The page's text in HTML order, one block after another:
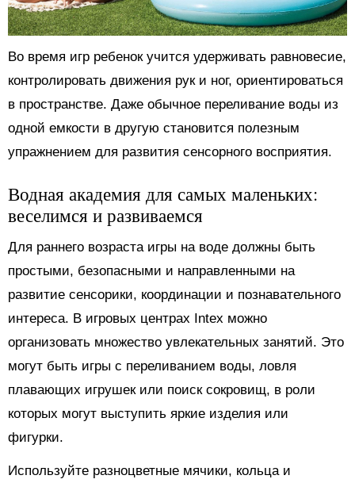
Во время игр ребенок учится удерживать равновесие,
контролировать движения рук и ног, ориентироваться
в пространстве. Даже обычное переливание воды из
одной емкости в другую становится полезным
упражнением для развития сенсорного восприятия.
Водная академия для самых маленьких:
веселимся и развиваемся
Для раннего возраста игры на воде должны быть
простыми, безопасными и направленными на
развитие сенсорики, координации и познавательного
интереса. В игровых центрах Intex можно
организовать множество увлекательных занятий. Это
могут быть игры с переливанием воды, ловля
плавающих игрушек или поиск сокровищ, в роли
которых могут выступить яркие изделия или
фигурки.
Используйте разноцветные мячики, кольца и